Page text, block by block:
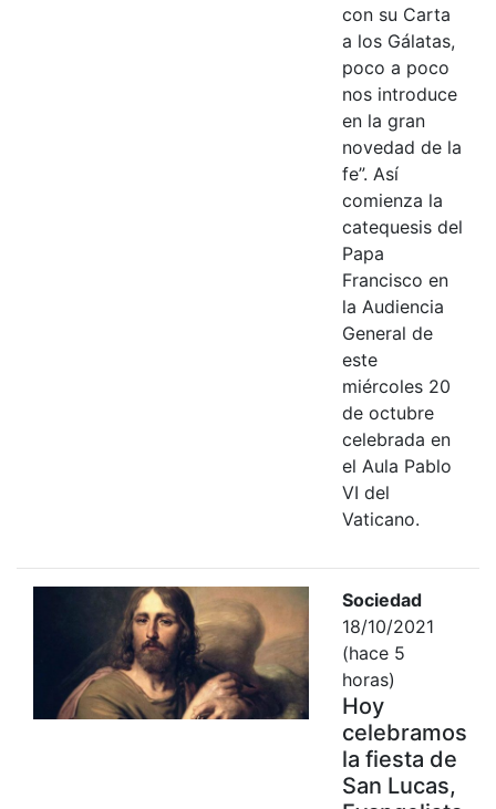
con su Carta
a los Gálatas,
poco a poco
nos introduce
en la gran
novedad de la
fe”. Así
comienza la
catequesis del
Papa
Francisco en
la Audiencia
General de
este
miércoles 20
de octubre
celebrada en
el Aula Pablo
VI del
Vaticano.
Sociedad
18/10/2021
(hace 5
horas)
Hoy
celebramos
la fiesta de
San Lucas,